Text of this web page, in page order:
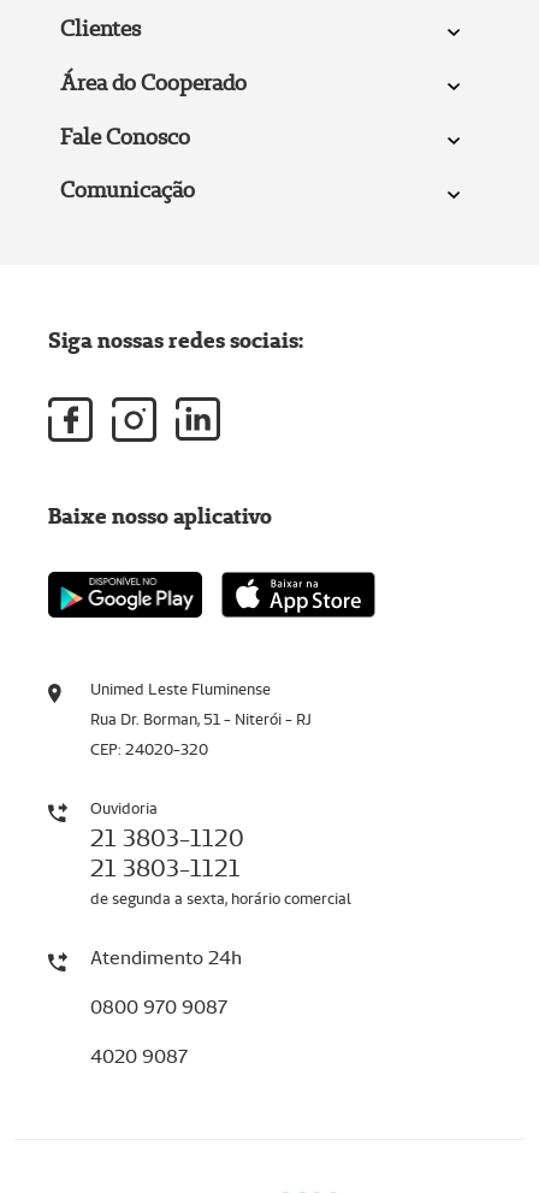
Clientes
Área do Cooperado
Fale Conosco
Comunicação
Unimed Leste Fluminense
Rua Dr. Borman, 51 - Niterói - RJ
CEP: 24020-320
Ouvidoria
21 3803-1120
21 3803-1121
de segunda a sexta, horário comercial
Atendimento 24h
0800 970 9087
4020 9087
Siga nossas redes sociais:
Baixe nosso aplicativo